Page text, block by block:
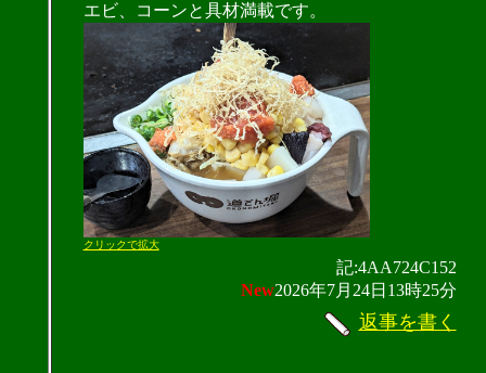
エビ、コーンと具材満載です。
クリックで拡大
記:4AA724C152
New2026年7月24日13時25分
返事を書く